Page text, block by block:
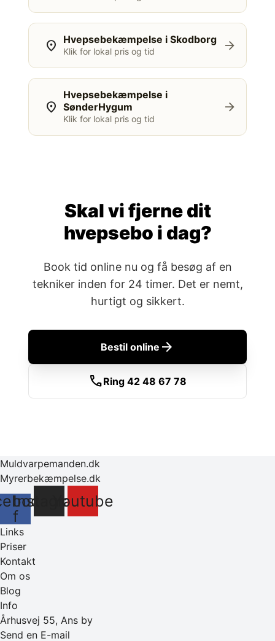
location_on Hvepsebekæmpelse i Skodborg
Klik for lokal pris og tid arrow_forward
location_on
Hvepsebekæmpelse i
SønderHygum
Klik for lokal pris og tid
arrow_forward
Skal vi fjerne dit
hvepsebo i dag?
Book tid online nu og få besøg af en
tekniker inden for 24 timer. Det er nemt,
hurtigt og sikkert.
Bestil online arrow_forward
callRing 42 48 67 78
Muldvarpemanden.dk
Myrerbekæmpelse.dk
f
InstagramYoutube
Links
Priser
Kontakt
Om os
Blog
Info
Århusvej 55, Ans by
Send en E-mail